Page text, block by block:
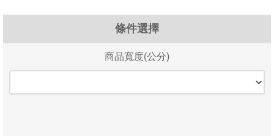
條件選擇
商品寬度(公分)